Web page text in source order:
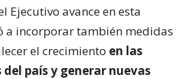
Ejecutivo avance en esta
a incorporar también medidas
el crecimiento en las
país y generar nuevas